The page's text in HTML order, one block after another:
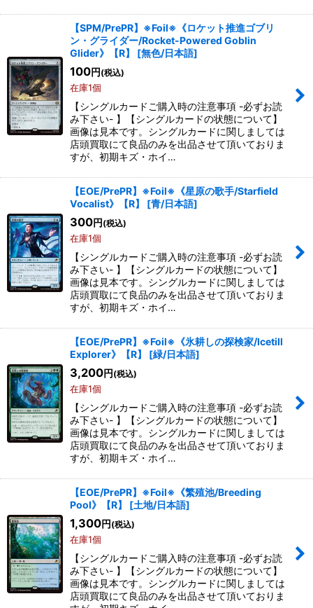
【SPM/PrePR】※Foil※《ロケット推進ゴブリ
ン・グライダー/Rocket-Powered Goblin
Glider》【R】
[無色/日本語]
100円 (税込)
在庫1個
【シングルカードご購入時の注意事項 -必ずお読
み下さい- 】【シングルカードの状態について】
画像は見本です。シングルカードに関しましては
店頭買取にて良品のみを出品させて頂いておりま
すが、初期キズ・ホイ…
【EOE/PrePR】※Foil※《星原の歌手/Starfield
Vocalist》【R】
[青/日本語]
300円 (税込)
在庫1個
【シングルカードご購入時の注意事項 -必ずお読
み下さい- 】【シングルカードの状態について】
画像は見本です。シングルカードに関しましては
店頭買取にて良品のみを出品させて頂いておりま
すが、初期キズ・ホイ…
【EOE/PrePR】※Foil※《氷耕しの探検家/Icetill
Explorer》【R】
[緑/日本語]
3,200円 (税込)
在庫1個
【シングルカードご購入時の注意事項 -必ずお読
み下さい- 】【シングルカードの状態について】
画像は見本です。シングルカードに関しましては
店頭買取にて良品のみを出品させて頂いておりま
すが、初期キズ・ホイ…
【EOE/PrePR】※Foil※《繁殖池/Breeding
Pool》【R】
[土地/日本語]
1,300円 (税込)
在庫1個
【シングルカードご購入時の注意事項 -必ずお読
み下さい- 】【シングルカードの状態について】
画像は見本です。シングルカードに関しましては
店頭買取にて良品のみを出品させて頂いておりま